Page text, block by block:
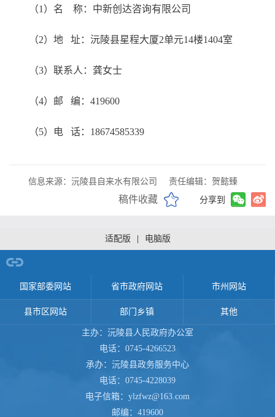
（1）名 称：中新创达咨询有限公司
（2）地 址：沅陵县星程大厦2单元14楼1404室
（3）联系人：龚女士
（4）邮 编：419600
（5）电 话：18674585339
信息来源：沅陵县自来水有限公司 责任编辑：贺懿臻
稿件收藏 分享到
适配版 电脑版
国家部委网站 省市政府网站 市州网站
县市区网站 部门乡镇 其他
主办：沅陵县人民政府办公室
电话：0745-4266523
承办：沅陵县政务服务中心
电话：0745-4228039
电子信箱：ylzfwz@163.com
邮编：419600